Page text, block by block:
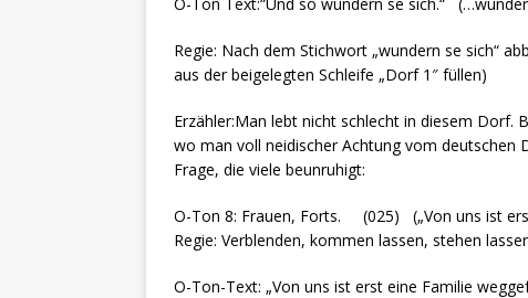
Regie: Nach dem Stichwort „wundern se sich“
aus der beigelegten Schleife „Dorf 1″ füllen)
Erzähler:Man lebt nicht schlecht in diesem Dorf.
wo man voll neidischer Achtung vom deutschen
Frage, die viele beunruhigt:
O-Ton 8: Frauen, Forts. (025) („Von uns ist
Regie: Verblenden, kommen lassen, stehen
O-Ton-Text: „Von uns ist erst eine Familie